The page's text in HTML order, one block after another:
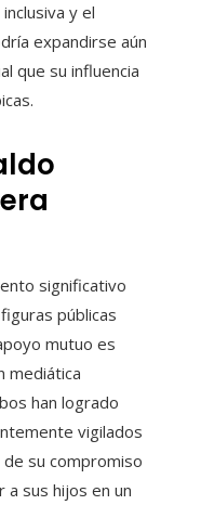
y el
expandirse aún
que su influencia
significativo
públicas
mutuo es
mediática
han logrado
vigilados
su compromiso
a sus hijos en un